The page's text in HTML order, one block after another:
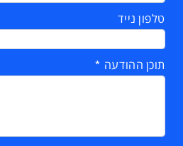
טלפון נייד
תוכן ההודעה